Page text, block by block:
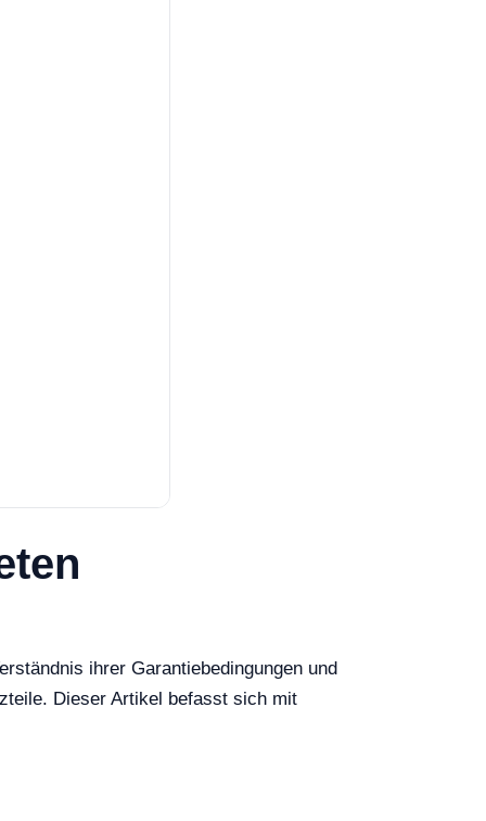
ihrer Garantiebedingungen und
Dieser Artikel befasst sich mit